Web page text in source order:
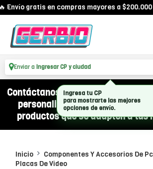
Envío gratis en compras mayores a $200.000
Enviar a Ingresar CP y ciudad
Contáctanos por WhatsApp y
personalizado para equipar a tu
productos que se adapten a tus
Inicio
Componentes Y Accesorios De Pc
Placas De Video
Ingresa tu CP
para mostrarte las mejores
opciones de envío.